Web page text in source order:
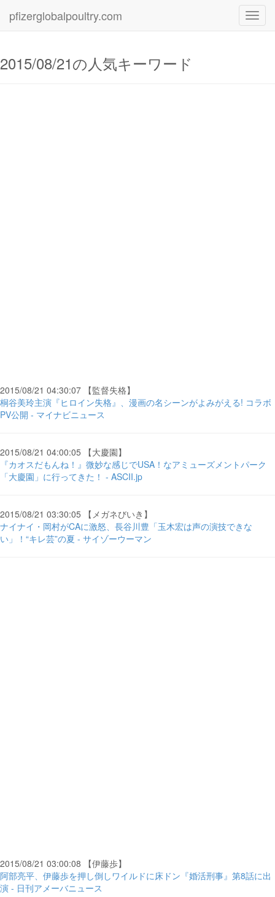
pfizerglobalpoultry.com
2015/08/21の人気キーワード
2015/08/21 04:30:07 【監督失格】
桐谷美玲主演『ヒロイン失格』、漫画の名シーンがよみがえる! コラボ
PV公開 - マイナビニュース
2015/08/21 04:00:05 【大慶園】
『カオスだもんね！』微妙な感じでUSA！なアミューズメントパーク
「大慶園」に行ってきた！ - ASCII.jp
2015/08/21 03:30:05 【メガネびいき】
ナイナイ・岡村がCAに激怒、長谷川豊「玉木宏は声の演技できな
い」！“キレ芸”の夏 - サイゾーウーマン
2015/08/21 03:00:08 【伊藤歩】
阿部亮平、伊藤歩を押し倒しワイルドに床ドン『婚活刑事』第8話に出
演 - 日刊アメーバニュース